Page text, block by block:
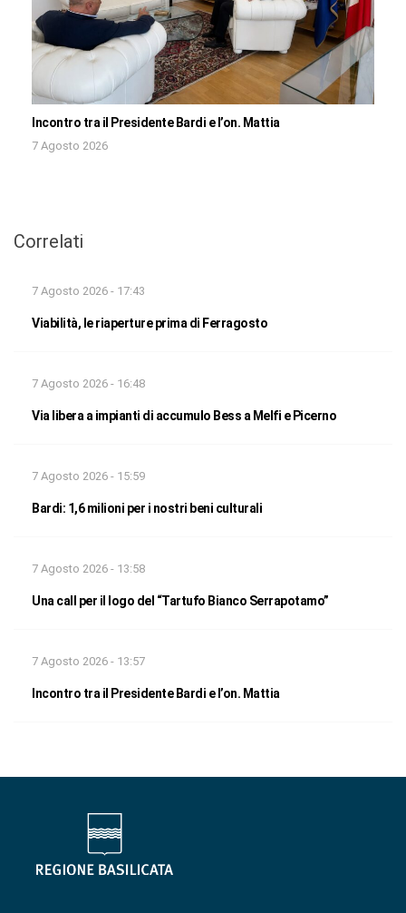
Incontro tra il Presidente Bardi e l’on. Mattia
7 Agosto 2026
Correlati
7 Agosto 2026 - 17:43
Viabilità, le riaperture prima di Ferragosto
7 Agosto 2026 - 16:48
Via libera a impianti di accumulo Bess a Melfi e Picerno
7 Agosto 2026 - 15:59
Bardi: 1,6 milioni per i nostri beni culturali
7 Agosto 2026 - 13:58
Una call per il logo del “Tartufo Bianco Serrapotamo”
7 Agosto 2026 - 13:57
Incontro tra il Presidente Bardi e l’on. Mattia